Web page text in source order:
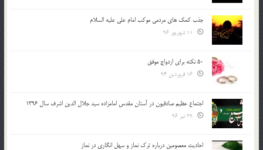
جذب کمک های مردمی موکب امام علی علیه السلام
50 نکته برای ازدواج موفق
اجتماع عظیم صادقیون در آستان مقدس امامزاده سید جلال الدین اشرف سال 1396
احادیث معصومین درباره ترک نماز و سهل انگاری در نماز